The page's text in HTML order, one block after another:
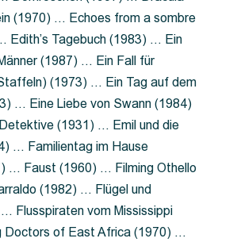
(1970) … Echoes from a sombre
Edith’s Tagebuch (1983) … Ein
(1987) … Ein Fall für
(1973) … Ein Tag auf dem
… Eine Liebe von Swann (1984)
(1931) … Emil und die
… Familientag im Hause
… Faust (1960) … Filming Othello
(1982) … Flügel und
Flusspiraten vom Mississippi
Doctors of East Africa (1970) …